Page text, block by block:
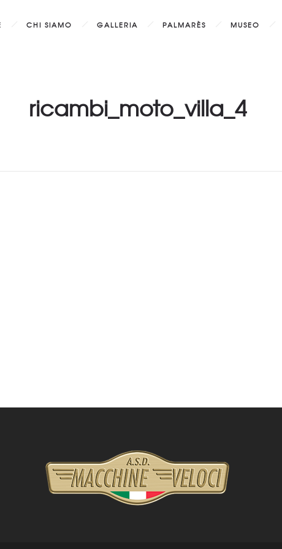
CHI SIAMO GALLERIA PALMARÈS MUSEO
ricambi_moto_villa_4